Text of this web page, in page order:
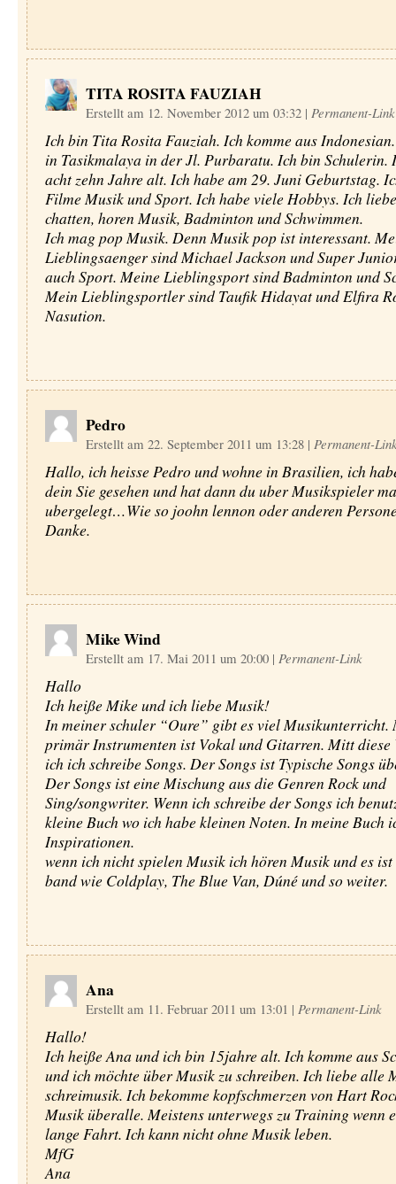
TITA ROSITA FAUZIAH
Erstellt am 12. November 2012 um 03:32 | Permanent-Link
Ich bin Tita Rosita Fauziah. Ich komme aus
in Tasikmalaya in der Jl. Purbaratu. Ich bin Schulerin.
acht zehn Jahre alt. Ich habe am 29. Juni Geburtstag.
Filme Musik und Sport. Ich habe viele Hobbys. Ich
chatten, horen Musik, Badminton und Schwimmen.
Ich mag pop Musik. Denn Musik pop ist interessant.
Lieblingsaenger sind Michael Jackson und Super
auch Sport. Meine Lieblingsport sind Badminton und
Mein Lieblingsportler sind Taufik Hidayat und Elfira
Nasution.
Pedro
Erstellt am 22. September 2011 um 13:28 | Permanent-
Hallo, ich heisse Pedro und wohne in Brasilien, ich
dein Sie gesehen und hat dann du uber Musikspieler
ubergelegt…Wie so joohn lennon oder anderen
Danke.
Mike Wind
Erstellt am 17. Mai 2011 um 20:00 | Permanent-Link
Hallo
Ich heiße Mike und ich liebe Musik!
In meiner schuler “Oure” gibt es viel Musikunterricht.
primär Instrumenten ist Vokal und Gitarren. Mitt diese
ich ich schreibe Songs. Der Songs ist Typische Songs
Der Songs ist eine Mischung aus die Genren Rock und
Sing/songwriter. Wenn ich schreibe der Songs ich
kleine Buch wo ich habe kleinen Noten. In meine Buch
Inspirationen.
wenn ich nicht spielen Musik ich hören Musik und es
band wie Coldplay, The Blue Van, Dúné und so weiter.
Ana
Erstellt am 11. Februar 2011 um 13:01 | Permanent-Link
Hallo!
Ich heiße Ana und ich bin 15jahre alt. Ich komme aus
und ich möchte über Musik zu schreiben. Ich liebe alle
schreimusik. Ich bekomme kopfschmerzen von Hart
Musik überalle. Meistens unterwegs zu Training wenn
lange Fahrt. Ich kann nicht ohne Musik leben.
MfG
Ana